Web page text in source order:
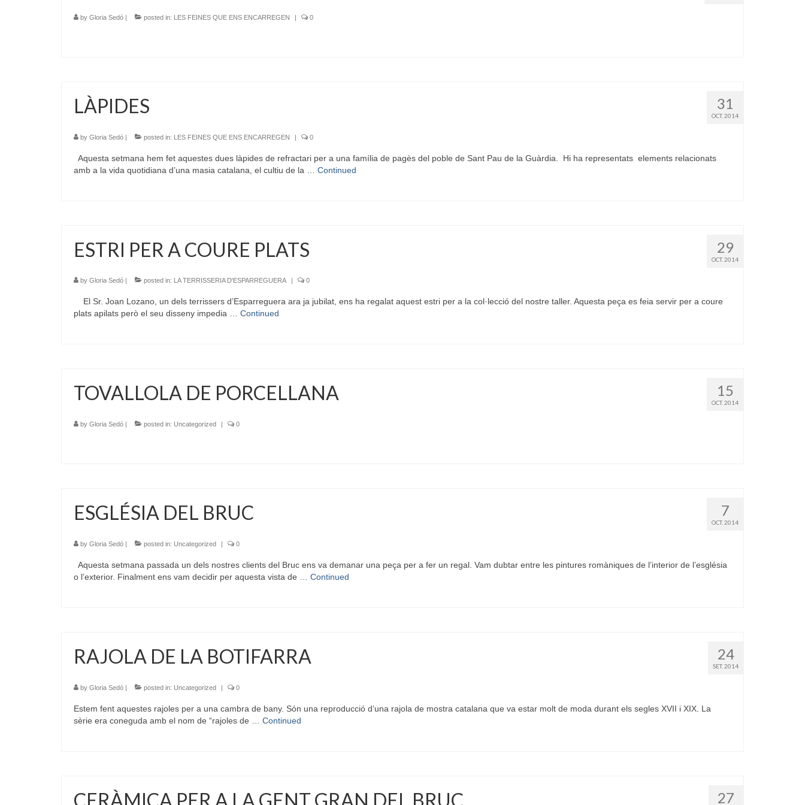
by Gloria Sedó | posted in: LES FEINES QUE ENS ENCARREGEN | 0
31
OCT. 2014
LÀPIDES
by Gloria Sedó | posted in: LES FEINES QUE ENS ENCARREGEN | 0
Aquesta setmana hem fet aquestes dues làpides de refractari per a una família de pagès del poble de Sant Pau de la Guàrdia. Hi ha representats elements relacionats
amb a la vida quotidiana d’una masia catalana, el cultiu de la … Continued
29
OCT. 2014
ESTRI PER A COURE PLATS
by Gloria Sedó posted in: LA TERRISSERIA D'ESPARREGUERA 0
El Sr. Joan Lozano, un dels terrissers d’Esparreguera ara ja jubilat, ens ha regalat aquest estri per a la col·lecció del nostre taller. Aquesta peça es feia servir per a coure
plats apilats però el seu disseny impedia … Continued
15
OCT. 2014
TOVALLOLA DE PORCELLANA
by Gloria Sedó posted in: Uncategorized 0
7
OCT. 2014
ESGLÉSIA DEL BRUC
by Gloria Sedó posted in: Uncategorized 0
Aquesta setmana passada un dels nostres clients del Bruc ens va demanar una peça per a fer un regal. Vam dubtar entre les pintures romàniques de l’interior de l’església
o l’exterior. Finalment ens vam decidir per aquesta vista de … Continued
24
SET. 2014
RAJOLA DE LA BOTIFARRA
by Gloria Sedó posted in: Uncategorized 0
Estem fent aquestes rajoles per a una cambra de bany. Són una reproducció d’una rajola de mostra catalana que va estar molt de moda durant els segles XVII i XIX. La
sèrie era coneguda amb el nom de “rajoles de … Continued
27
CERÀMICA PER A LA GENT GRAN DEL BRUC